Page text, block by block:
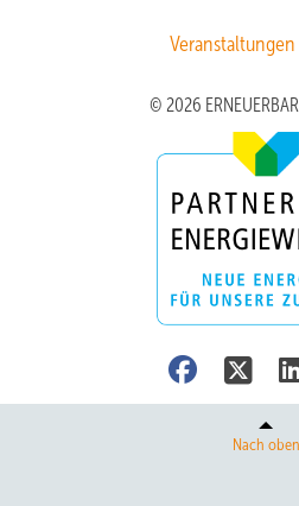
Veranstaltungen
© 2026
Nach oben